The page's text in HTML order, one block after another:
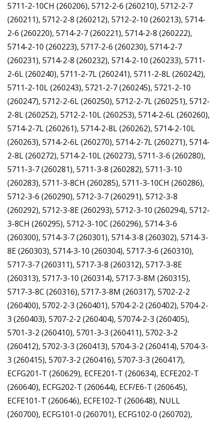
5711-2-10CH (260206), 5712-2-6 (260210), 5712-2-7
(260211), 5712-2-8 (260212), 5712-2-10 (260213), 5714-
2-6 (260220), 5714-2-7 (260221), 5714-2-8 (260222),
5714-2-10 (260223), 5717-2-6 (260230), 5714-2-7
(260231), 5714-2-8 (260232), 5714-2-10 (260233), 5711-
2-6L (260240), 5711-2-7L (260241), 5711-2-8L (260242),
5711-2-10L (260243), 5721-2-7 (260245), 5721-2-10
(260247), 5712-2-6L (260250), 5712-2-7L (260251), 5712-
2-8L (260252), 5712-2-10L (260253), 5714-2-6L (260260),
5714-2-7L (260261), 5714-2-8L (260262), 5714-2-10L
(260263), 5714-2-6L (260270), 5714-2-7L (260271), 5714-
2-8L (260272), 5714-2-10L (260273), 5711-3-6 (260280),
5711-3-7 (260281), 5711-3-8 (260282), 5711-3-10
(260283), 5711-3-8CH (260285), 5711-3-10CH (260286),
5712-3-6 (260290), 5712-3-7 (260291), 5712-3-8
(260292), 5712-3-8E (260293), 5712-3-10 (260294), 5712-
3-8CH (260295), 5712-3-10C (260296), 5714-3-6
(260300), 5714-3-7 (260301), 5714-3-8 (260302), 5714-3-
8E (260303), 5714-3-10 (260304), 5717-3-6 (260310),
5717-3-7 (260311), 5717-3-8 (260312), 5717-3-8E
(260313), 5717-3-10 (260314), 5717-3-8M (260315),
5717-3-8C (260316), 5717-3-8M (260317), 5702-2-2
(260400), 5702-2-3 (260401), 5704-2-2 (260402), 5704-2-
3 (260403), 5707-2-2 (260404), 57074-2-3 (260405),
5701-3-2 (260410), 5701-3-3 (260411), 5702-3-2
(260412), 5702-3-3 (260413), 5704-3-2 (260414), 5704-3-
3 (260415), 5707-3-2 (260416), 5707-3-3 (260417),
ECFG201-T (260629), ECFE201-T (260634), ECFE202-T
(260640), ECFG202-T (260644), ECF/E6-T (260645),
ECFE101-T (260646), ECFE102-T (260648), NULL
(260700), ECFG101-0 (260701), ECFG102-0 (260702),